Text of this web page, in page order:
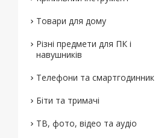
Товари для дому
Різні предмети для ПК і
навушників
Телефони та смартгодинник
Біти та тримачі
ТВ, фото, відео та аудіо